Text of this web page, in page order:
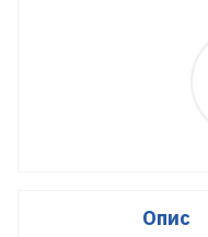
Опис